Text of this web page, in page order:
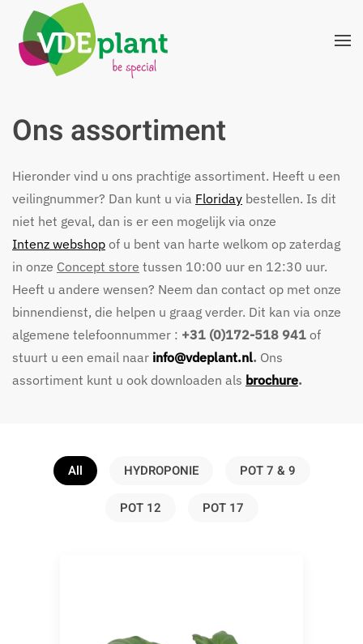
Terug naar hoofdinhoud
Ons assortiment
Hieronder vind u ons prachtige assortiment. Heeft u een
veilingnummer? Dan kunt u via Floriday bestellen. Is dit
niet het geval, dan is er een mogelijk via onze
Intenz webshop of u bent van harte welkom op zaterdag
in onze Concept store tussen 10:00 uur en 12:30 uur.
Heeft u andere wensen? Neem dan contact op met onze
binnendienst, die helpen u graag verder. Dit kan via onze
algemene telefoonnummer : +31 (0)172-518 941 of
stuurt u een email naar info@vdeplant.nl. Ons
assortiment kunt u ook downloaden als brochure.
All HYDROPONIE POT 7 & 9
POT 12 POT 17